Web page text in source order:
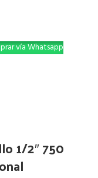
vía Whatsapp
1/2″ 750